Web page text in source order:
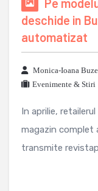
Pe
deschide in
automatizat
Monica-Ioana
Evenimente & Stiri
In aprilie,
magazin
transmite